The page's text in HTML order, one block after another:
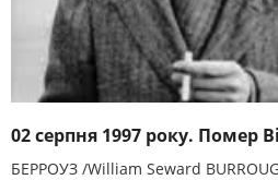
02 серпня 1997 року. Помер
БЕРРОУЗ /William Seward